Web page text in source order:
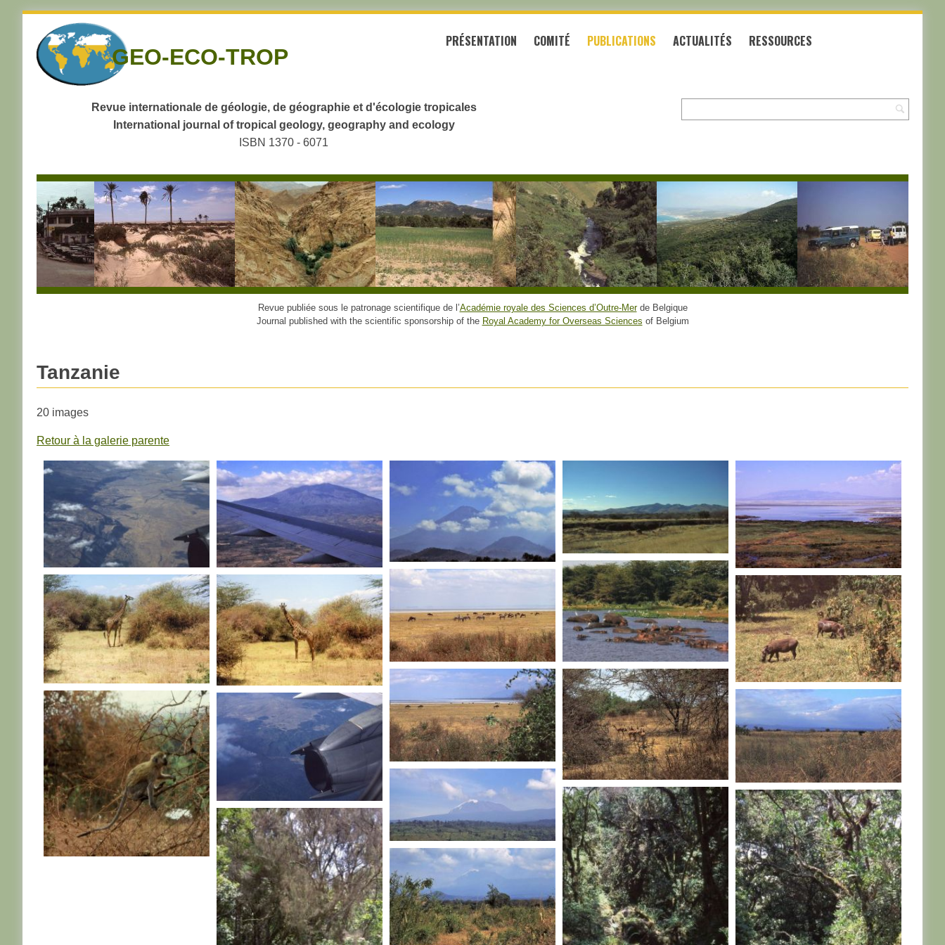
navigation
Skip
GEO-ECO-TROP
PRÉSENTATION COMITÉ PUBLICATIONS ACTUALITÉS RESSOURCES
Revue internationale de géologie, de géographie et d'écologie tropicales
International journal of tropical geology, geography and ecology
ISBN 1370 - 6071
Revue publiée sous le patronage scientifique de l’Académie royale des Sciences d’Outre-Merde Belgique
Journal published with the scientific sponsorship of the Royal Academy for Overseas Sciences of Belgium
Tanzanie
20 images
Retour à la galerie parente
TANZANIE
TANZANIE TANZANIE
TANZANIE
TANZANIE
TANZANIE
TANZANIE
TANZANIE
TANZANIE TANZANIE
TANZANIE
TANZANIE
TANZANIE
TANZANIE